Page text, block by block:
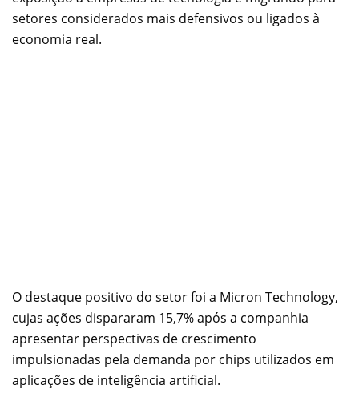
setores considerados mais defensivos ou ligados à
economia real.
O destaque positivo do setor foi a Micron Technology,
cujas ações dispararam 15,7% após a companhia
apresentar perspectivas de crescimento
impulsionadas pela demanda por chips utilizados em
aplicações de inteligência artificial.